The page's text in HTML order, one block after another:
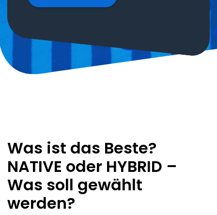
Was ist das Beste?
NATIVE oder HYBRID –
Was soll gewählt
werden?